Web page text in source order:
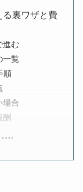
裏ワザと費
進む
一覧
順
場合
酬